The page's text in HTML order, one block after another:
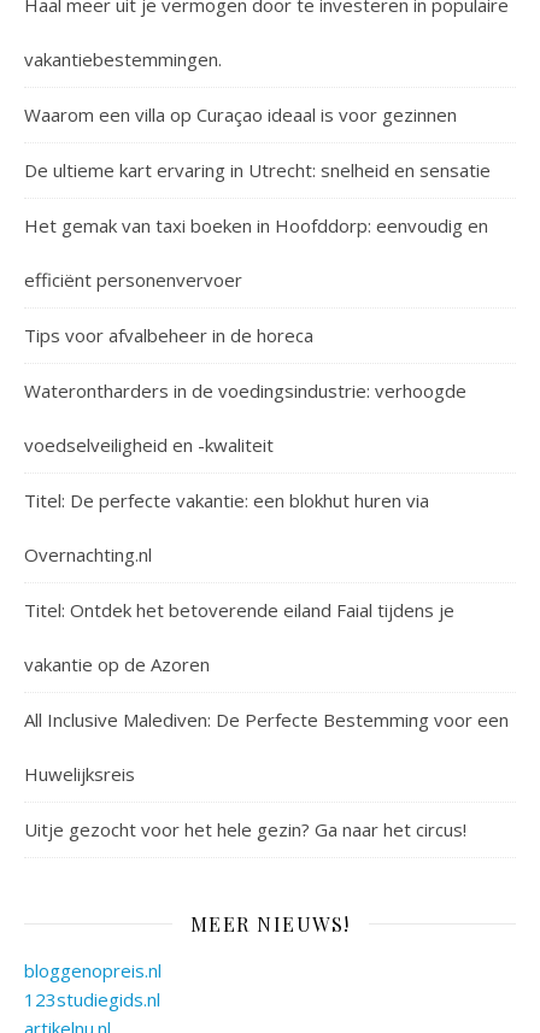
vakantiebestemmingen.
Waarom een villa op Curaçao ideaal is voor gezinnen
De ultieme kart ervaring in Utrecht: snelheid en sensatie
Het gemak van taxi boeken in Hoofddorp: eenvoudig en
efficiënt personenvervoer
Tips voor afvalbeheer in de horeca
Waterontharders in de voedingsindustrie: verhoogde
voedselveiligheid en -kwaliteit
Titel: De perfecte vakantie: een blokhut huren via
Overnachting.nl
Titel: Ontdek het betoverende eiland Faial tijdens je
vakantie op de Azoren
All Inclusive Malediven: De Perfecte Bestemming voor een
Huwelijksreis
Uitje gezocht voor het hele gezin? Ga naar het circus!
MEER NIEUWS!
bloggenopreis.nl
123studiegids.nl
artikelnu.nl